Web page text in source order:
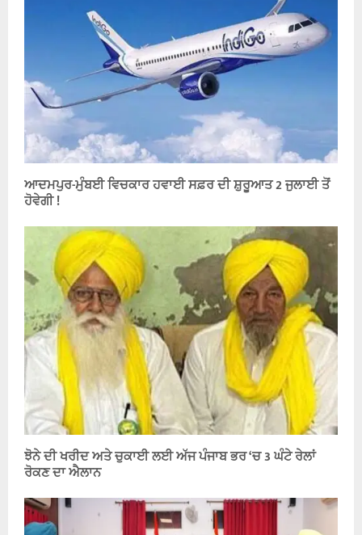
ਆਦਮਪੁਰ-ਮੁੰਬਈ ਵਿਚਕਾਰ ਹਵਾਈ ਸਫ਼ਰ ਦੀ ਸ਼ੁਰੂਆਤ 2 ਜੁਲਾਈ ਤੋਂ
ਹੋਵੇਗੀ !
ਝੋਨੇ ਦੀ ਖਰੀਦ ਅਤੇ ਚੁਕਾਈ ਲਈ ਅੱਜ ਪੰਜਾਬ ਭਰ ‘ਚ 3 ਘੰਟੇ ਰੇਲਾਂ
ਰੋਕਣ ਦਾ ਐਲਾਨ